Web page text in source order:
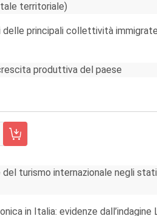
territoriale)
delle principali collettività
produttiva del paese
1/2013
del turismo internazionale negli stati
in Italia: evidenze dall’indagine